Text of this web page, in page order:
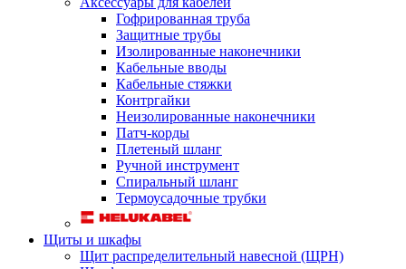
Гофрированная труба
Защитные трубы
Изолированные наконечники
Кабельные вводы
Кабельные стяжки
Контргайки
Неизолированные наконечники
Патч-корды
Плетеный шланг
Ручной инструмент
Спиральный шланг
Термоусадочные трубки
Щиты и шкафы
Щит распределительный навесной (ЩРН)